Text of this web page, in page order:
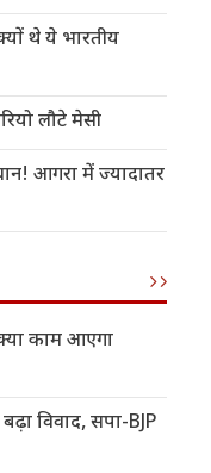
थे ये भारतीय
लौटे मेसी
आगरा में ज्यादातर
काम आएगा
विवाद, सपा-BJP